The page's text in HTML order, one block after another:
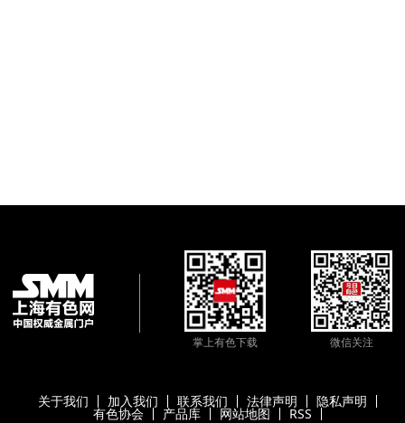
掌上有色下载 微信关注
关于我们 加入我们 联系我们 法律声明 隐私声明
有色协会 产品库 网站地图 RSS